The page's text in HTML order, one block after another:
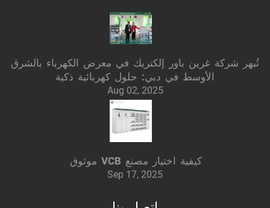
تُبهر شركة غرين باور إلكتريك في معرض الكهرباء بالشرق
الأوسط في دبي: حلول كهربائية ذكية
Aug 02, 2025
كيفية اختيار مصنع VCB موثوق
Sep 17, 2025